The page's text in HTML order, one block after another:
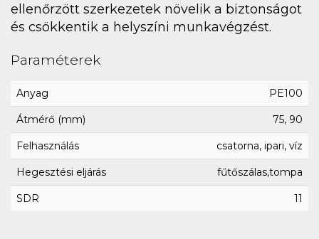
ellenőrzött szerkezetek növelik a biztonságot
és csökkentik a helyszíni munkavégzést.
Paraméterek
Anyag PE100
Átmérő (mm) 75, 90
Felhasználás csatorna, ipari, víz
Hegesztési eljárás fűtőszálas,tompa
SDR 11